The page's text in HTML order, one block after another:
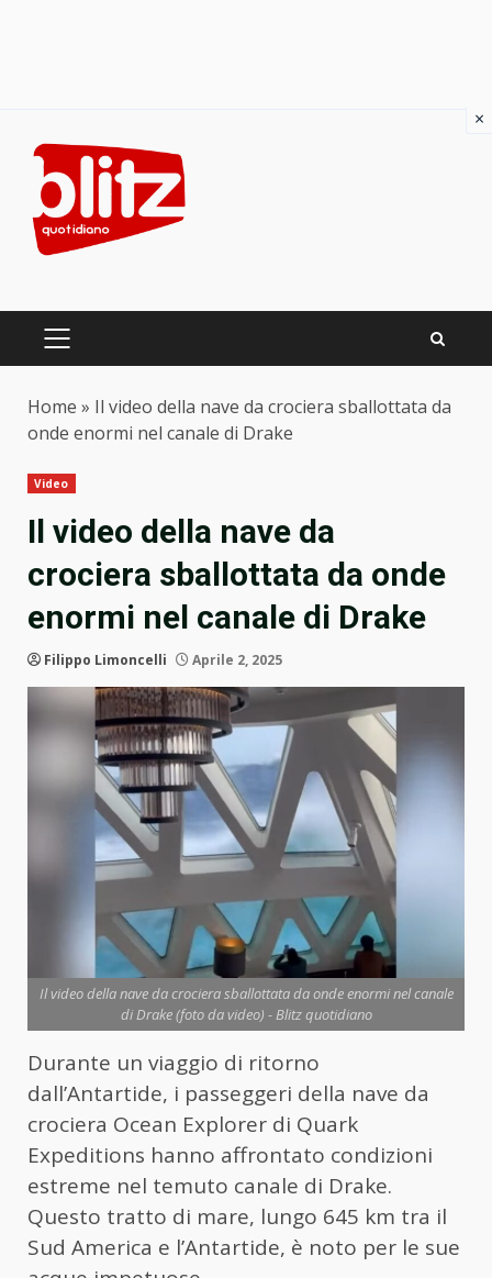
content
PRIMARY
Home » Il video della nave da crociera sballottata da
onde enormi nel canale di Drake
Video
Il video della nave da
crociera sballottata da onde
enormi nel canale di Drake
Filippo Limoncelli Aprile 2, 2025
Il video della nave da crociera sballottata da onde enormi nel canale
di Drake (foto da video) - Blitz quotidiano
Durante un viaggio di ritorno
dall’Antartide, i passeggeri della nave da
crociera Ocean Explorer di Quark
Expeditions hanno affrontato condizioni
estreme nel temuto canale di Drake.
Questo tratto di mare, lungo 645 km tra il
Sud America e l’Antartide, è noto per le sue
×